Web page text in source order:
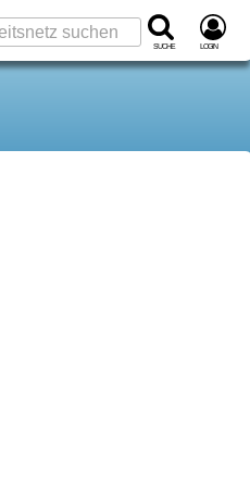
Suche Login